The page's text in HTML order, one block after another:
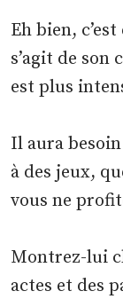
Eh bien,
s’agit de
est plus
Il aura
à des jeux,
vous ne
Montrez-lui
actes et des